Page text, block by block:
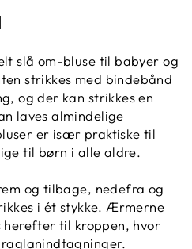
slå om-bluse til babyer og
strikkes med bindebånd
og der kan strikkes en
laves almindelige
er især praktiske til
til børn i alle aldre.
og tilbage, nedefra og
i ét stykke. Ærmerne
til kroppen, hvor